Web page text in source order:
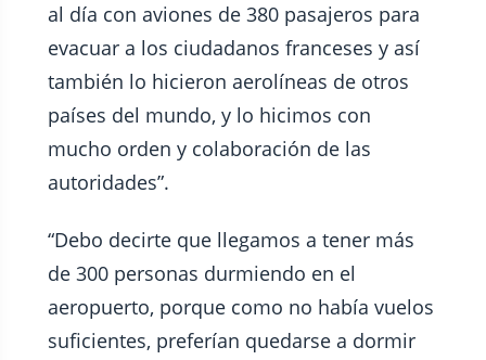
al día con aviones de 380 pasajeros para
evacuar a los ciudadanos franceses y así
también lo hicieron aerolíneas de otros
países del mundo, y lo hicimos con
mucho orden y colaboración de las
autoridades”.
“Debo decirte que llegamos a tener más
de 300 personas durmiendo en el
aeropuerto, porque como no había vuelos
suficientes, preferían quedarse a dormir